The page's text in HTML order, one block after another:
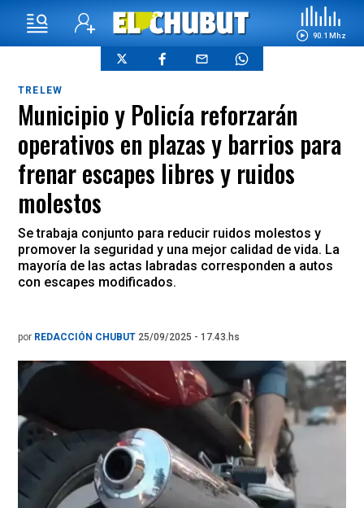
90.1 Mhz
TRELEW
Municipio y Policía reforzarán
operativos en plazas y barrios para
frenar escapes libres y ruidos
molestos
Se trabaja conjunto para reducir ruidos molestos y
promover la seguridad y una mejor calidad de vida. La
mayoría de las actas labradas corresponden a autos
con escapes modificados.
por REDACCIÓN CHUBUT 25/09/2025 - 17.43.hs